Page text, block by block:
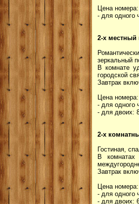
Цена номера:
- для одного
2-x местный
зеркальный
В комнате
городской
Завтрак
Цена номера:
- для одного
- для двоих:
2-x
Гостиная,
В комнатах
Завтрак
Цена номера:
- для одного
- для двоих: